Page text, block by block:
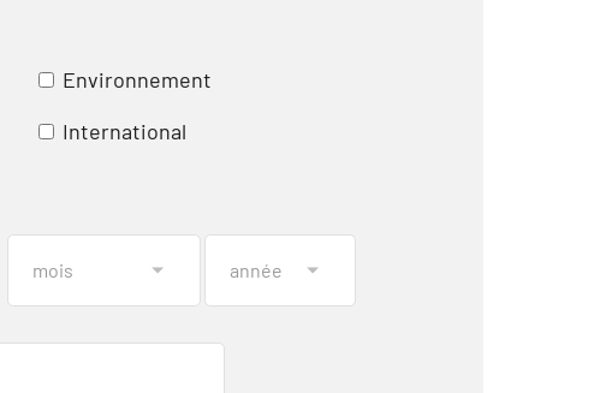
Environnement
International